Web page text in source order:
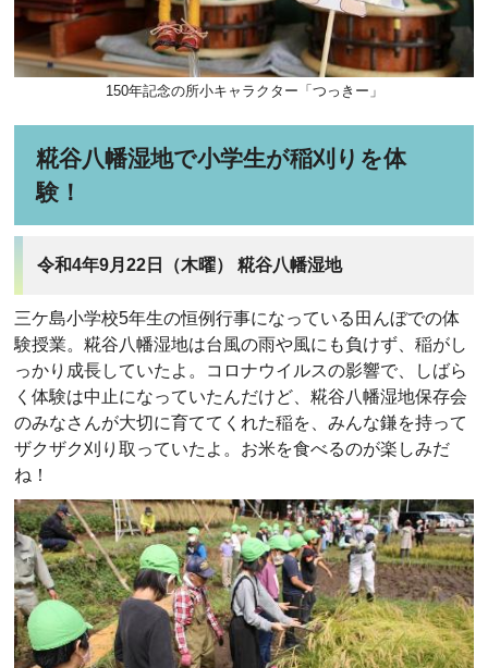
150年記念の所小キャラクター「つっきー」
糀谷八幡湿地で小学生が稲刈りを体
験！
令和4年9月22日（木曜） 糀谷八幡湿地
三ケ島小学校5年生の恒例行事になっている田んぼでの体
験授業。糀谷八幡湿地は台風の雨や風にも負けず、稲がし
っかり成長していたよ。コロナウイルスの影響で、しばら
く体験は中止になっていたんだけど、糀谷八幡湿地保存会
のみなさんが大切に育ててくれた稲を、みんな鎌を持って
ザクザク刈り取っていたよ。お米を食べるのが楽しみだ
ね！